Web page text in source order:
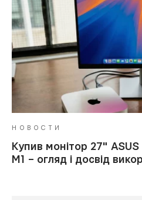
НОВОСТИ
Купив монітор 27"
M1 – огляд і досвід